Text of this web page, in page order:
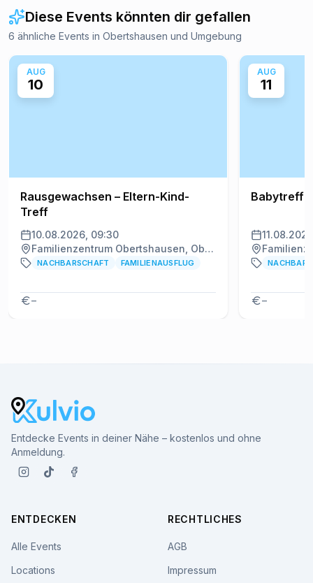
Diese Events könnten dir gefallen
6 ähnliche Events in Obertshausen und Umgebung
AUG
10
Rausgewachsen – Eltern-Kind-
Treff
10.08.2026, 09:30
Familienzentrum Obertshausen, Obertshausen
NACHBARSCHAFT FAMILIENAUSFLUG
–
AUG
11
Babytreff
–
Entdecke Events in deiner Nähe – kostenlos und ohne
Anmeldung.
ENTDECKEN
Alle Events
Locations
RECHTLICHES
AGB
Impressum